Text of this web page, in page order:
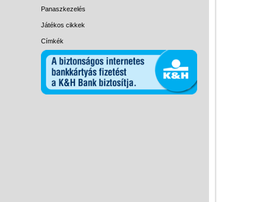
Panaszkezelés
Játékos cikkek
Címkék
Papírszínház
Pixelhobby